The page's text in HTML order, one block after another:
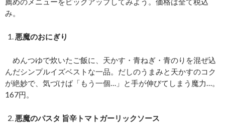
み。
悪魔のおにぎり
めんつゆで炊いたご飯に、天かす・青ねぎ・青のりを混ぜ込
んだシンプルイズベストな一品。だしのうまみと天かすのコク
が絶妙で、気づけば「もう一個…」と手が伸びてしまう魔力…。
167円。
悪魔のパスタ 旨辛トマトガーリックソース